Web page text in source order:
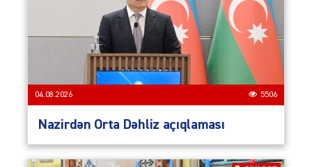
04.08.2026 5506
Nazirdən Orta Dəhliz açıqlaması